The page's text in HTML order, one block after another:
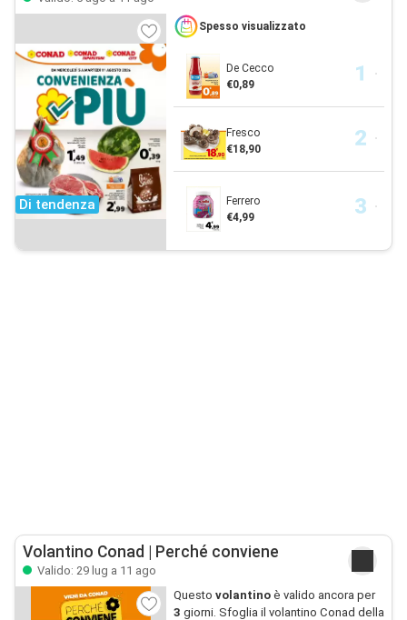
Di tendenza
Spesso visualizzato
De Cecco
€0,89
Fresco
€18,90
Ferrero
€4,99
Volantino Conad | Perché conviene
Valido: 29 lug a 11 ago
Questo volantinoè valido ancora per
3 giorni. Sfoglia il volantino Conad della